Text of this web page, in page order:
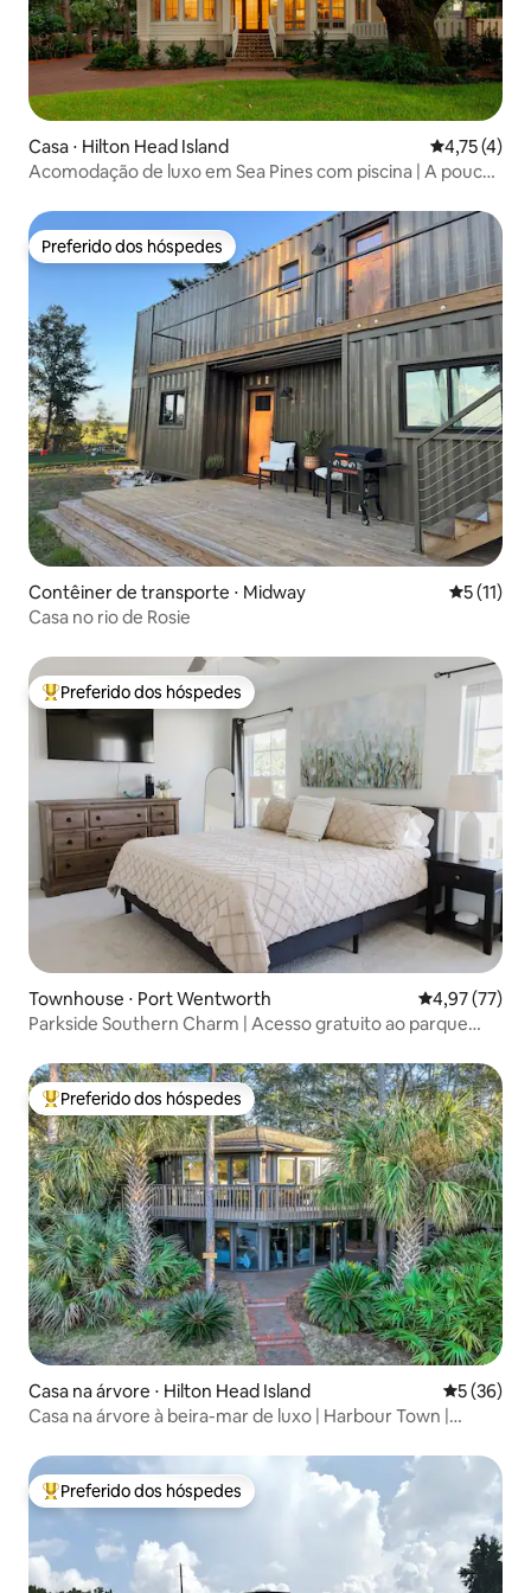
Casa ⋅ Hilton Head Island 4,75 de
4,75 (4)
Acomodação de luxo em Sea Pines com piscina | A poucos
Preferido dos hóspedes
Preferido dos hóspedes
Contêiner de transporte ⋅ Midway 5 de uma
5 (11)
Casa no rio de Rosie
Entre os melhores preferidos dos hóspedes
Preferido dos hóspedes
Townhouse ⋅ Port Wentworth 4,97 de uma
4,97 (77)
Parkside Southern Charm | Acesso gratuito ao parque
Entre os melhores preferidos dos hóspedes
Preferido dos hóspedes
Casa na árvore ⋅ Hilton Head Island 5 de uma
5 (36)
Casa na árvore à beira-mar de luxo | Harbour Town |
Entre os melhores preferidos dos hóspedes
Preferido dos hóspedes